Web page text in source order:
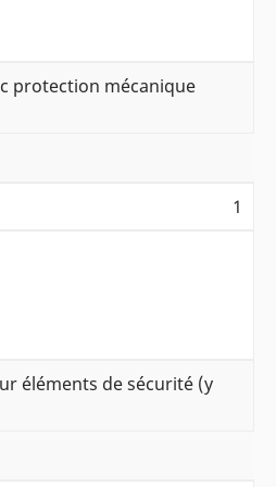
protection mécanique
1
éléments de sécurité (y